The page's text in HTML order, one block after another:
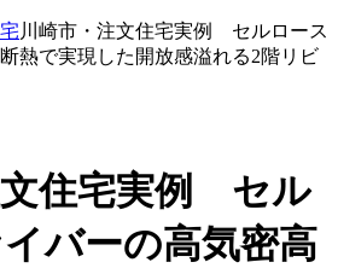
川崎市・注文住宅実例 セルロース
熱で実現した開放感溢れる2階リビ
文住宅実例 セル
バーの高気密高